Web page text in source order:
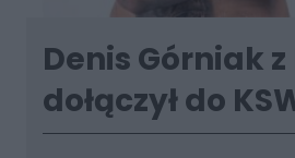
Denis Górniak
dołączył do